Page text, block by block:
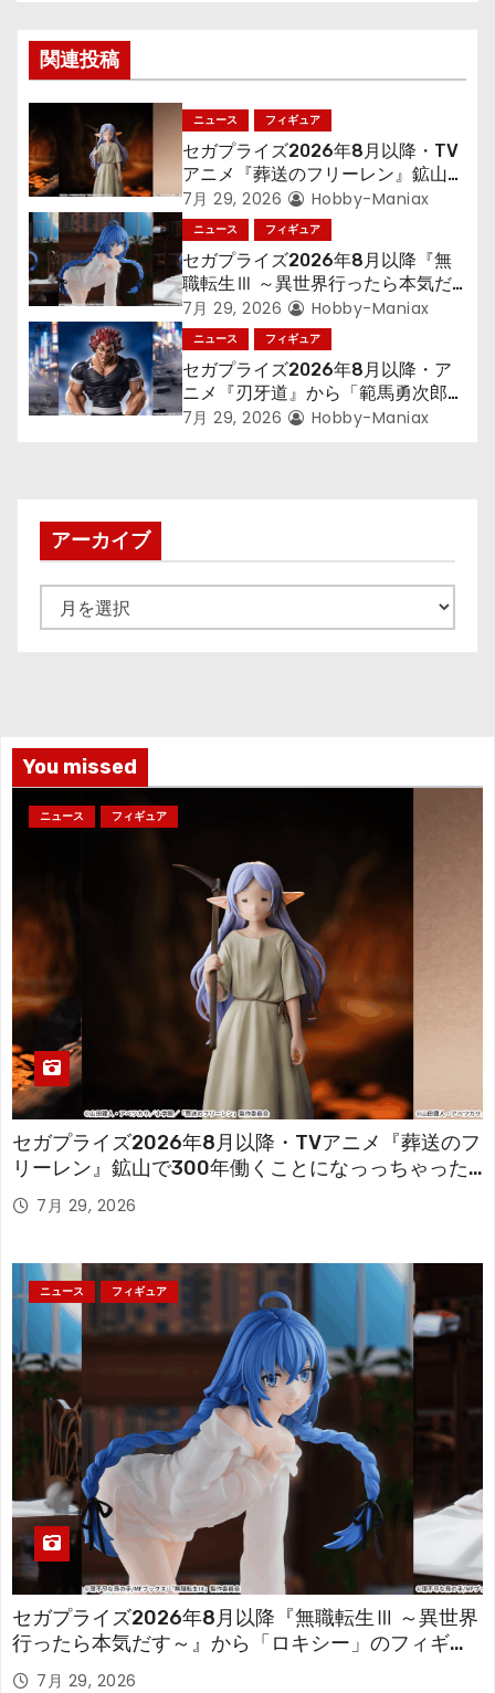
ー
シ
ョ
ン
関連投稿
ニュース フィギュア
セガプライズ2026年8月以降・TV
アニメ『葬送のフリーレン』鉱山で
300年働くことになっっちゃった
「フリーレン」を立体化！
7月 29, 2026 Hobby-Maniax
ニュース フィギュア
セガプライズ2026年8月以降『無
職転生Ⅲ ～異世界行ったら本気だ
す～』から「ロキシー」のフィギュ
アが登場！
7月 29, 2026 Hobby-Maniax
ニュース フィギュア
セガプライズ2026年8月以降・ア
ニメ『刃牙道』から「範馬勇次郎」
が登場ッッ!!
7月 29, 2026 Hobby-Maniax
アーカイブ
ー
You missed
ニュース フィギュア
セガプライズ2026年8月以降・TVアニメ『葬送のフ
リーレン』鉱山で300年働くことになっっちゃった
「フリーレン」を立体化！
7月 29, 2026
ニュース フィギュア
セガプライズ2026年8月以降『無職転生Ⅲ ～異世界
行ったら本気だす～』から「ロキシー」のフィギュ
アが登場！
7月 29, 2026